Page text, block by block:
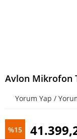
Avlon Mikrofon
Yorum Yap /
%15